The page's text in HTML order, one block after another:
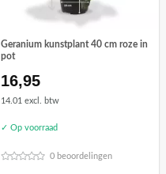
Geranium kunstplant 40 cm roze in
pot
16,95
14.01 excl. btw
✓ Op voorraad
0 beoordelingen